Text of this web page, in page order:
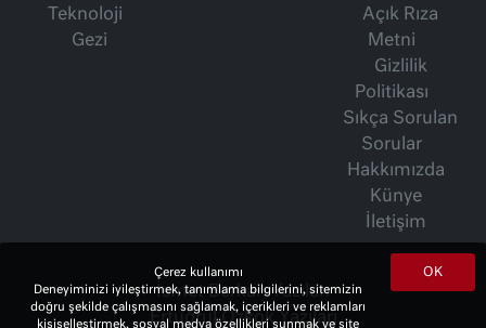
Teknoloji
Gezi
Açık Rıza
Metni
Gizlilik
Politikası
Sıkça Sorulan
Sorular
Hakkımızda
Künye
İletişim
İsmet Berkan Yazıları
Ertuğrul Özkök Yazıları
OK
Çerez kullanımı
Deneyiminizi iyileştirmek, tanımlama bilgilerini, sitemizin
doğru şekilde çalışmasını sağlamak, içerikleri ve reklamları
kişiselleştirmek, sosyal medya özellikleri sunmak ve site